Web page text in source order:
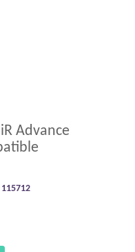
Advance
115712